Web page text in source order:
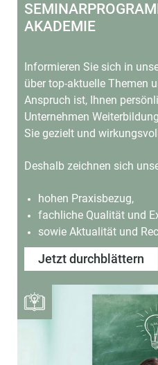
AKADEMIE
Informieren Sie sich in
über top-aktuelle Themen
Anspruch ist, Ihnen
Unternehmen
Sie gezielt und
Deshalb zeichnen sich
hohen Praxisbezug,
fachliche Qualität und
sowie Aktualität und
Jetzt durchblättern